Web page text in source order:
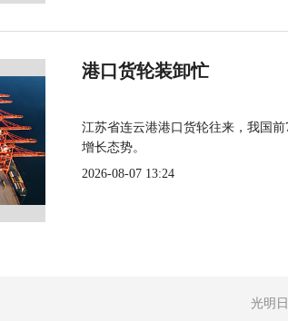
港口货轮装卸忙
江苏省连云港港口货轮往来，我国
增长态势。
2026-08-07 13:24
光明